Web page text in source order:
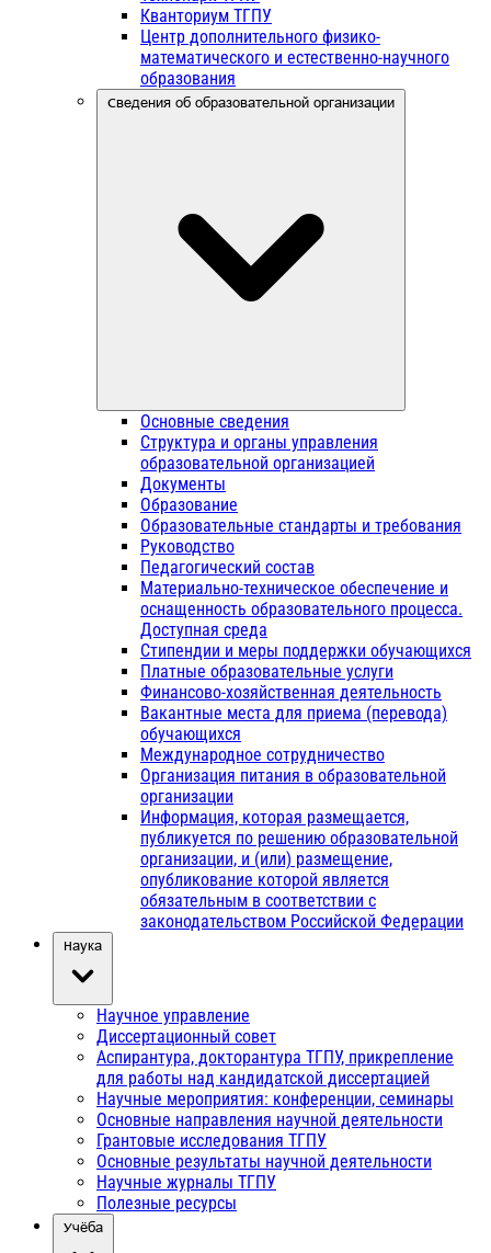
Кванториум ТГПУ
Центр дополнительного физико-
математического и естественно-научного
образования
Сведения об образовательной организации
Основные сведения
Структура и органы управления
образовательной организацией
Документы
Образование
Образовательные стандарты и требования
Руководство
Педагогический состав
Материально-техническое обеспечение и
оснащенность образовательного процесса.
Доступная среда
Стипендии и меры поддержки обучающихся
Платные образовательные услуги
Финансово-хозяйственная деятельность
Вакантные места для приема (перевода)
обучающихся
Международное сотрудничество
Организация питания в образовательной
организации
Информация, которая размещается,
публикуется по решению образовательной
организации, и (или) размещение,
опубликование которой является
обязательным в соответствии с
законодательством Российской Федерации
Наука
Научное управление
Диссертационный совет
Аспирантура, докторантура ТГПУ, прикрепление
для работы над кандидатской диссертацией
Научные мероприятия: конференции, семинары
Основные направления научной деятельности
Грантовые исследования ТГПУ
Основные результаты научной деятельности
Научные журналы ТГПУ
Полезные ресурсы
Учёба